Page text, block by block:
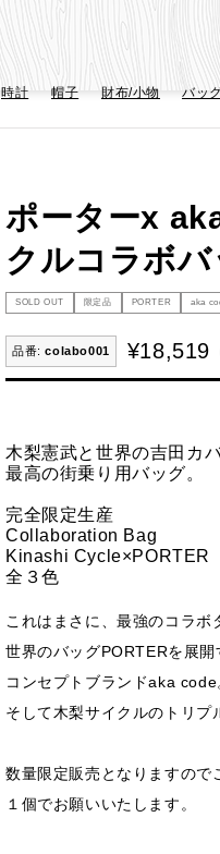
時計 帽子 財布/小物 バッ
ポーターx
クルコラボ
SOLD OUT 限定品 PORTER aka
colabo001 ¥18,519
木梨憲武と世界の吉田カ
最高の街乗り用バッグ。
完全限定生産
Collaboration Bag
Kinashi Cycle×PORTER
全３色
これはまさに、最強のコラボ
世界のバッグPORTERを展
コンセプトブランドaka code
そして木梨サイクルのトリプ
数量限定販売となりますので
１個でお願いいたします。